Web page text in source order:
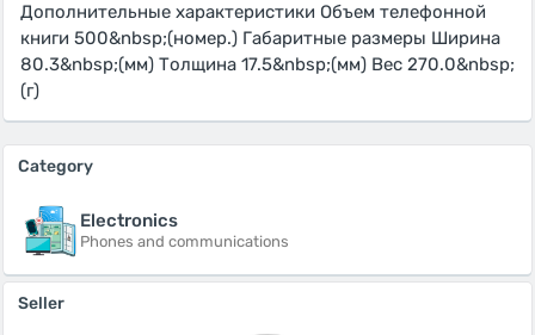
Дополнительные характеристики Объем телефонной
книги 500&nbsp;(номер.) Габаритные размеры Ширина
80.3&nbsp;(мм) Толщина 17.5&nbsp;(мм) Вес 270.0&nbsp;
(г)
Category
Electronics
Phones and communications
Seller